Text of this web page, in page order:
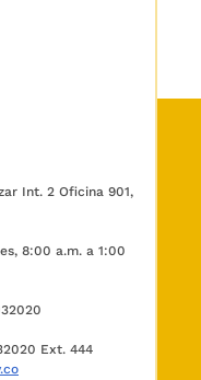
la información
y útil. En
que la
es pertinente y
cuando posee
de predicción y es
es neutral,
Int. 2 Oficina 901,
8:00 a.m. a 1:00
Ext. 444